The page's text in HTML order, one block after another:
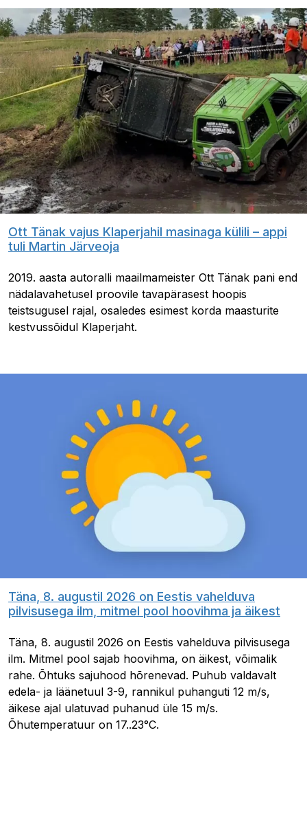
Ott Tänak vajus Klaperjahil masinaga külili – appi
tuli Martin Järveoja
2019. aasta autoralli maailmameister Ott Tänak pani end
nädalavahetusel proovile tavapärasest hoopis
teistsugusel rajal, osaledes esimest korda maasturite
kestvussõidul Klaperjaht.
Täna, 8. augustil 2026 on Eestis vahelduva
pilvisusega ilm, mitmel pool hoovihma ja äikest
Täna, 8. augustil 2026 on Eestis vahelduva pilvisusega
ilm. Mitmel pool sajab hoovihma, on äikest, võimalik
rahe. Õhtuks sajuhood hõrenevad. Puhub valdavalt
edela- ja läänetuul 3-9, rannikul puhanguti 12 m/s,
äikese ajal ulatuvad puhanud üle 15 m/s.
Õhutemperatuur on 17..23°C.